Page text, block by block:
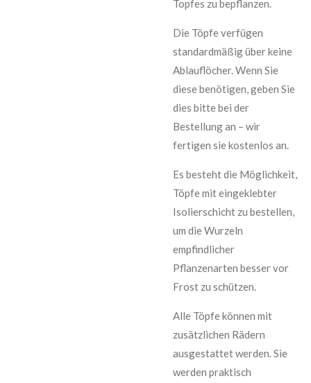
Topfes zu bepflanzen.
Die Töpfe verfügen
standardmäßig über keine
Ablauflöcher. Wenn Sie
diese benötigen, geben Sie
dies bitte bei der
Bestellung an – wir
fertigen sie kostenlos an.
Es besteht die Möglichkeit,
Töpfe mit eingeklebter
Isolierschicht zu bestellen,
um die Wurzeln
empfindlicher
Pflanzenarten besser vor
Frost zu schützen.
Alle Töpfe können mit
zusätzlichen Rädern
ausgestattet werden. Sie
werden praktisch